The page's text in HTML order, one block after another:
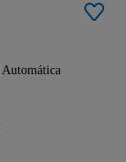
Automática